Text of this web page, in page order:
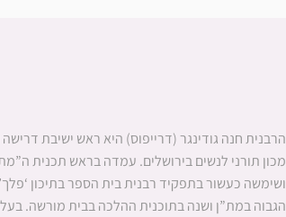
הרבנית חנה גודינגר (דרייפוס) היא ראש ישיבת
מכון תורני לנשים בירושלים. עמדה בראש תכנית
ושימשה כעשור בתפקיד רבנית בית הספר בתיכון
הגבוה במת”ן ושנה בתוכנית ההלכה בבית מורשה.